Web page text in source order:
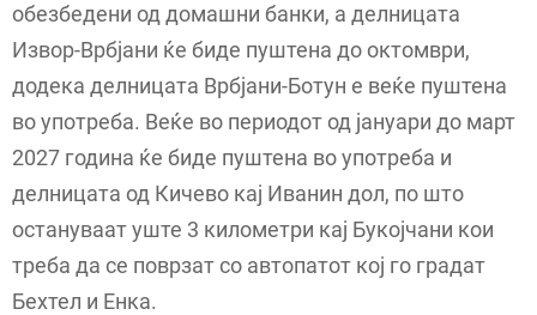
обезбедени од домашни банки, а делницата
Извор-Врбјани ќе биде пуштена до октомври,
додека делницата Врбјани-Ботун е веќе пуштена
во употреба. Веќе во периодот од јануари до март
2027 година ќе биде пуштена во употреба и
делницата од Кичево кај Иванин дол, по што
остануваат уште 3 километри кај Букојчани кои
треба да се поврзат со автопатот кој го градат
Бехтел и Енка.